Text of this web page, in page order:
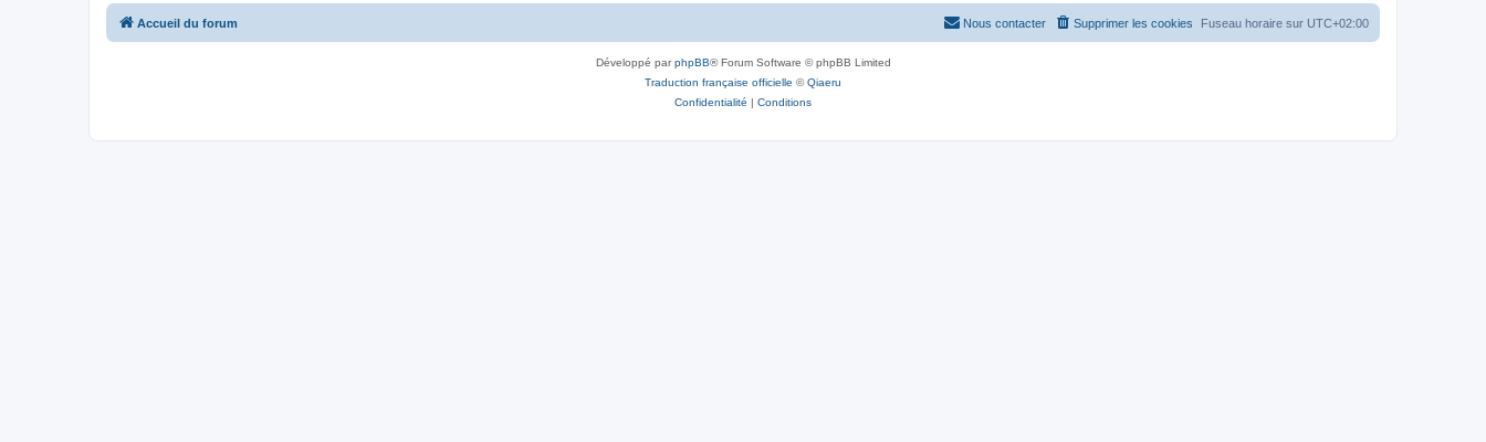
Accueil du forum Fuseau horaire sur UTC+02:00
Supprimer les cookies
Nous contacter
Développé parphpBB® Forum Software © phpBB Limited
Traduction française officielle ©Qiaeru
Confidentialité | Conditions